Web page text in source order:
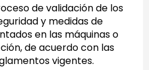
de validación de los
y medidas de
en las máquinas o
de acuerdo con las
vigentes.